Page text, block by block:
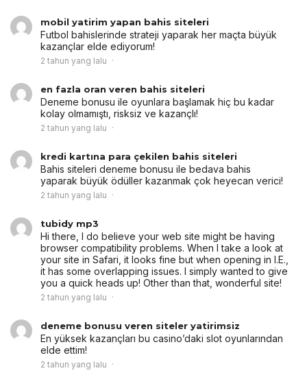
mobil yatirim yapan bahis siteleri
Futbol bahislerinde strateji yaparak her maçta büyük
kazançlar elde ediyorum!
2 tahun yang lalu
en fazla oran veren bahis siteleri
Deneme bonusu ile oyunlara başlamak hiç bu kadar
kolay olmamıştı, risksiz ve kazançlı!
2 tahun yang lalu
kredi kartına para çekilen bahis siteleri
Bahis siteleri deneme bonusu ile bedava bahis
yaparak büyük ödüller kazanmak çok heyecan verici!
2 tahun yang lalu
tubidy mp3
Hi there, I do believe your web site might be having
browser compatibility problems. When I take a look at
your site in Safari, it looks fine but when opening in I.E.,
it has some overlapping issues. I simply wanted to give
you a quick heads up! Other than that, wonderful site!
2 tahun yang lalu
deneme bonusu veren siteler yatirimsiz
En yüksek kazançları bu casino’daki slot oyunlarından
elde ettim!
2 tahun yang lalu